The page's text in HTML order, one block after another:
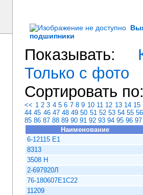
подшипники
Показывать:
Только с фото
Сортировать
<< 1 2 3 4 5 6 7 8 9 10 11 12 13 14 15
44 45 46 47 48 49 50 51 52 53 54 55 56
85 86 87 88 89 90 91 92 93 94 95 96 97
Наименование
6-12115 E1
8313
3508 Н
2-697920Л
76-180607Е1С22
11209